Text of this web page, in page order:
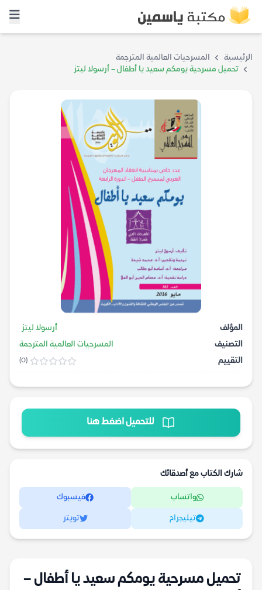
الرئيسية
المسرحيات العالمية المترجمة
تحميل مسرحية يومكم سعيد يا أطفال – أرسولا ليتز
المؤلف
أرسولا ليتز
التصنيف
المسرحيات العالمية المترجمة
التقييم
(0)
للتحميل اضغط هنا
شارك الكتاب مع أصدقائك
واتساب فيسبوك
تيليجرام تويتر
تحميل مسرحية يومكم سعيد يا أطفال –